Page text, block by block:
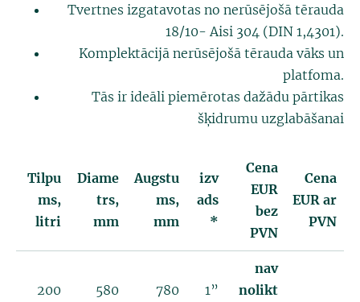
Tvertnes izgatavotas no nerūsējošā tērauda
18/10- Aisi 304 (DIN 1,4301).
Komplektācijā nerūsējošā tērauda vāks un
platfoma.
Tās ir ideāli piemērotas dažādu pārtikas
šķidrumu uzglabāšanai
Tilpu
ms,
litri
Diame
trs,
mm
Augstu
ms,
mm
izv
ads
*
Cena
EUR
bez
PVN
Cena
EUR ar
PVN
200 580 780 1”
nav
nolikt